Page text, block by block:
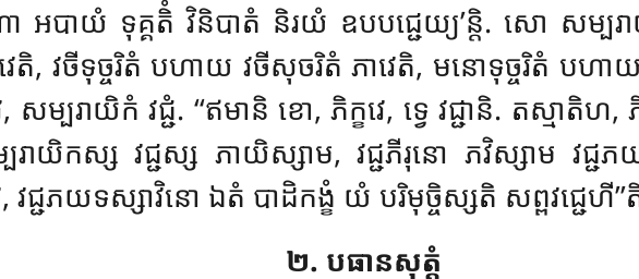
អបាយំ ទុគ្គតិំ វិនិបាតំ និរយំ ឧបបជ្ជេយ្យ’ន្តិ. សោ សម្បរ
, វចីទុច្ចរិតំ បហាយ វចីសុចរិតំ ភាវេតិ, មនោទុច្ចរិតំ បហា
ម្បរាយិកំ វជ្ជំ. ‘‘ឥមានិ ខោ, ភិក្ខវេ, ទ្វេ វជ្ជានិ. តស្មាតិហ,
ាយិកស្ស វជ្ជស្ស ភាយិស្សាម, វជ្ជភីរុនោ ភវិស្សាម វជ្ជ
េ, វជ្ជភយទស្សាវិនោ ឯតំ បាដិកង្ខំ យំ បរិមុច្ចិស្សតិ សព្ពវជ្ជេហី
២. បធានសុត្តំ